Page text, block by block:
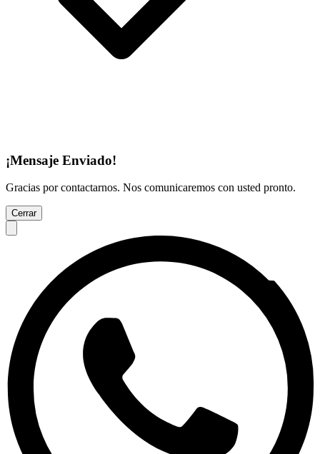
¡Mensaje Enviado!
Gracias por contactarnos. Nos comunicaremos con usted pronto.
Cerrar